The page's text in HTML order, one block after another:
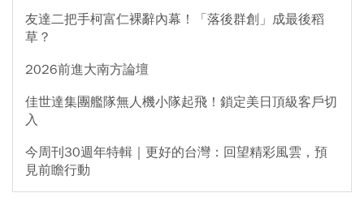
友達二把手柯富仁裸辭內幕！「落後群創」成最後稻
草？
2026前進大南方論壇
佳世達集團艦隊無人機小隊起飛！鎖定美日頂級客戶切
入
今周刊30週年特輯｜更好的台灣：回望精彩風雲，預
見前瞻行動